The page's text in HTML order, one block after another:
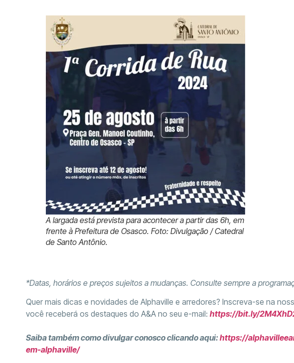
A largada está prevista para acontecer a partir das 6h, em
frente à Prefeitura de Osasco. Foto: Divulgação / Catedral
de Santo Antônio.
*Datas, horários e preços sujeitos a mudanças. Consulte sempre a
Quer mais dicas e novidades de Alphaville e arredores? Inscreva-se na
você receberá os destaques do A&A no seu e-mail: https://bit.ly/
Saiba também como divulgar conosco clicando aqui:https://
em-alphaville/